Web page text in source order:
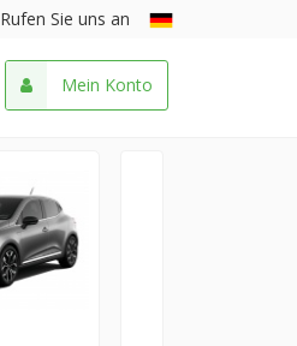
Rufen Sie uns an
Mein Konto